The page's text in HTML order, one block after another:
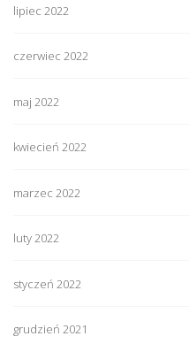
lipiec 2022
czerwiec 2022
maj 2022
kwiecień 2022
marzec 2022
luty 2022
styczeń 2022
grudzień 2021